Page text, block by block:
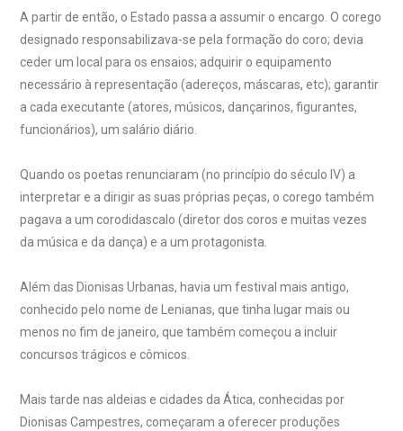
A partir de então, o Estado passa a assumir o encargo. O corego
designado responsabilizava-se pela formação do coro; devia
ceder um local para os ensaios; adquirir o equipamento
necessário à representação (adereços, máscaras, etc); garantir
a cada executante (atores, músicos, dançarinos, figurantes,
funcionários), um salário diário.
Quando os poetas renunciaram (no princípio do século IV) a
interpretar e a dirigir as suas próprias peças, o corego também
pagava a um corodidascalo (diretor dos coros e muitas vezes
da música e da dança) e a um protagonista.
Além das Dionisas Urbanas, havia um festival mais antigo,
conhecido pelo nome de Lenianas, que tinha lugar mais ou
menos no fim de janeiro, que também começou a incluir
concursos trágicos e cômicos.
Mais tarde nas aldeias e cidades da Ática, conhecidas por
Dionisas Campestres, começaram a oferecer produções